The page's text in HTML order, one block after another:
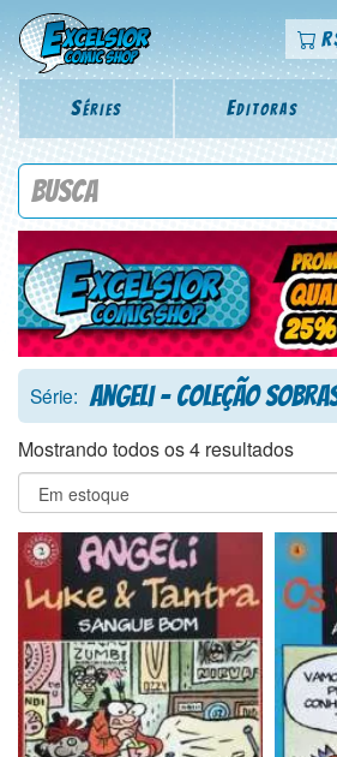
Séries Editoras
Procure por título da revista,
Série: Angeli - Coleção
Mostrando todos os 4 resultados